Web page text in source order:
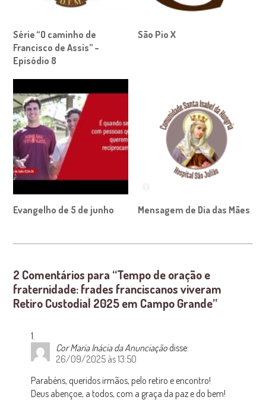
Série “O caminho de
Francisco de Assis” –
Episódio 8
São Pio X
Evangelho de 5 de junho Mensagem de Dia das Mães
2 Comentários para “Tempo de oração e
fraternidade: frades franciscanos viveram
Retiro Custodial 2025 em Campo Grande”
Cor Maria Inácia da Anunciação disse:
26/09/2025 às 13:50
Parabéns, queridos irmãos, pelo retiro e encontro!
Deus abençoe, a todos, com a graça da paz e do bem!